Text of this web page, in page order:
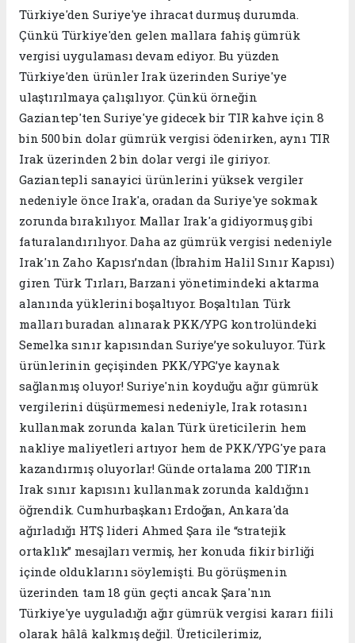
Türkiye'den Suriye'ye ihracat durmuş durumda.
Çünkü Türkiye'den gelen mallara fahiş gümrük
vergisi uygulaması devam ediyor. Bu yüzden
Türkiye'den ürünler Irak üzerinden Suriye'ye
ulaştırılmaya çalışılıyor. Çünkü örneğin
Gaziantep'ten Suriye'ye gidecek bir TIR kahve için 8
bin 500 bin dolar gümrük vergisi ödenirken, aynı TIR
Irak üzerinden 2 bin dolar vergi ile giriyor.
Gaziantepli sanayici ürünlerini yüksek vergiler
nedeniyle önce Irak'a, oradan da Suriye'ye sokmak
zorunda bırakılıyor. Mallar Irak'a gidiyormuş gibi
faturalandırılıyor. Daha az gümrük vergisi nedeniyle
Irak'ın Zaho Kapısı’ndan (İbrahim Halil Sınır Kapısı)
giren Türk Tırları, Barzani yönetimindeki aktarma
alanında yüklerini boşaltıyor. Boşaltılan Türk
malları buradan alınarak PKK/YPG kontrolündeki
Semelka sınır kapısından Suriye’ye sokuluyor. Türk
ürünlerinin geçişinden PKK/YPG’ye kaynak
sağlanmış oluyor! Suriye'nin koyduğu ağır gümrük
vergilerini düşürmemesi nedeniyle, Irak rotasını
kullanmak zorunda kalan Türk üreticilerin hem
nakliye maliyetleri artıyor hem de PKK/YPG'ye para
kazandırmış oluyorlar! Günde ortalama 200 TIR’ın
Irak sınır kapısını kullanmak zorunda kaldığını
öğrendik. Cumhurbaşkanı Erdoğan, Ankara'da
ağırladığı HTŞ lideri Ahmed Şara ile “stratejik
ortaklık” mesajları vermiş, her konuda fikir birliği
içinde olduklarını söylemişti. Bu görüşmenin
üzerinden tam 18 gün geçti ancak Şara'nın
Türkiye'ye uyguladığı ağır gümrük vergisi kararı fiili
olarak hâlâ kalkmış değil. Üreticilerimiz,